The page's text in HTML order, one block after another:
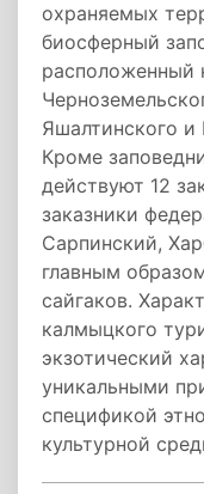
охраняемых
биосферный
расположенный
Яшалтинского и
Кроме
действуют 12
заказники
Сарпинский,
главным
сайгаков.
калмыцкого
экзотический
уникальными
спецификой
культурной